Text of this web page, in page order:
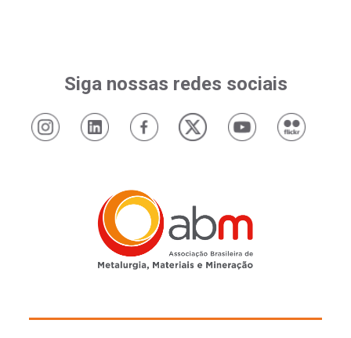
Siga nossas redes sociais